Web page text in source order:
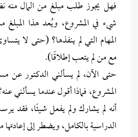
فهل يجوز طلب مبلغ من المال منه
شيء في المشروع، ويُعد هذا المبلغ
المهام التي لم ينفذها؟ (حتى لا
مع من لم يتعب إطلاقًا).
حتى الآن، لم يسألني الدكتور عن
المشروع، فماذا أقول عندما يسألني
أنه لم يشارك ولم يفعل شيئًا، فقد
الدراسية بالكامل، ويضطر إلى